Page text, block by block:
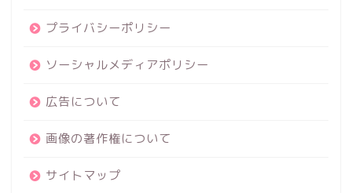
プライバシーポリシー
ソーシャルメディアポリシー
広告について
画像の著作権について
サイトマップ